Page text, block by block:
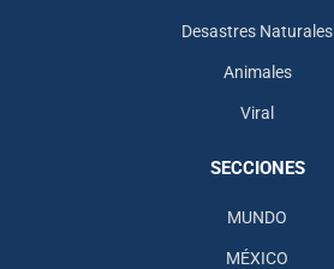
Desastres Naturales
Animales
Viral
SECCIONES
MUNDO
MÉXICO